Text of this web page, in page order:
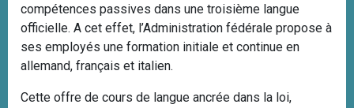
compétences passives dans une troisième langue
officielle. A cet effet, l’Administration fédérale propose à
ses employés une formation initiale et continue en
allemand, français et italien.
Cette offre de cours de langue ancrée dans la loi,